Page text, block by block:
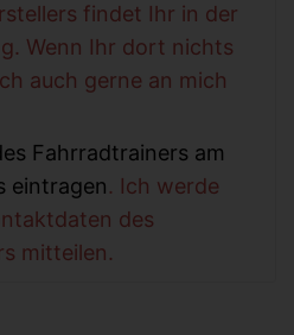
findet Ihr in der
Wenn Ihr dort nichts
auch gerne an mich
Fahrradtrainers am
eintragen. Ich werde
des
mitteilen.